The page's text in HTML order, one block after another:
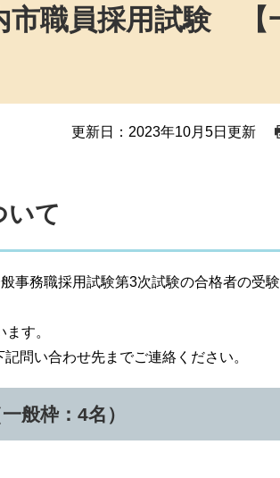
職員採用試験 【
更新日：2023年10月5日更新
いて
事務職採用試験第3次試験の合格者の受
す。
問い合わせ先までご連絡ください。
般枠：4名）